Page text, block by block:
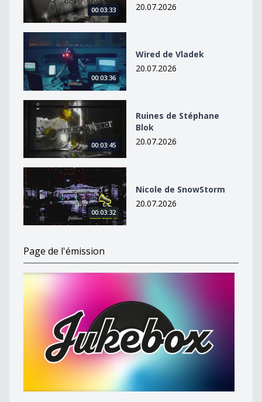
00:03:33
20.07.2026
Wired de Vladek
00:03:36
Wired de Vladek
20.07.2026
Ruines de Stéphane Blok
00:03:45
Ruines de Stéphane
Blok
20.07.2026
Nicole de SnowStorm
00:03:32
Nicole de SnowStorm
20.07.2026
Page de l'émission